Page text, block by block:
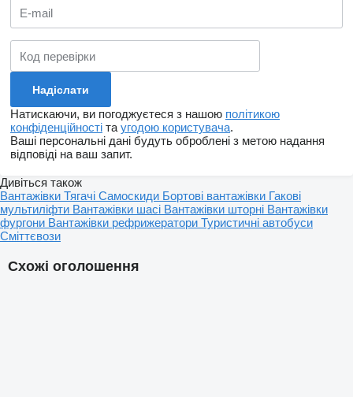
Натискаючи, ви погоджуєтеся з нашою політикою
конфіденційності та угодою користувача.
Ваші персональні дані будуть оброблені з метою надання
відповіді на ваш запит.
Схожі оголошення
Дивіться також
Вантажівки Тягачі Самоскиди Бортовi вантажівки Гакові
мультиліфти Вантажівки шасі Вантажівки шторні Вантажівки
фургони Вантажівки рефрижератори Туристичні автобуси
Сміттєвози